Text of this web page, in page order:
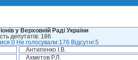
у Верховній Раді України
депутатів: 186
Не голосували:176 Відсутні:5
Антипенко І.В.
Ахметов Р.Л.